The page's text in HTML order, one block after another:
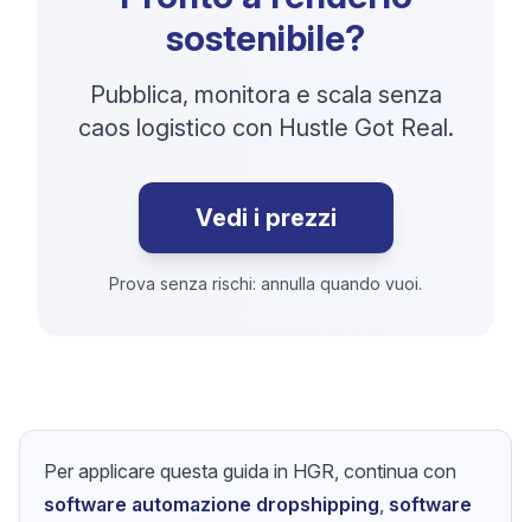
sostenibile?
Pubblica, monitora e scala senza
caos logistico con Hustle Got Real.
Vedi i prezzi
Prova senza rischi: annulla quando vuoi.
Per applicare questa guida in HGR, continua con
software automazione dropshipping, software